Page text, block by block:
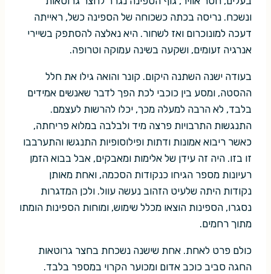
ונשכח. נריסה בכתה כשכוחה של הספינה כשל, ראייתה
דעכה למונוכרום ואז לשחור. היא נאלצה להסתפק בשיירי
אנרגיה זעומים, ושקעה בשינה עמוקה וטרופה.
בעודה ישנה השתנה היקום. קונר והואה גילו את חלל
ההסטה, ומסע בין כוכבי לכת הפך לדבר שאנשים אמידים
בלבד, לא הרבה למעלה מכך, יכלו להרשות לעצמם.
התנגשות התרבויות פרצה מיד ולבלבה במלוא פריחתה,
כאשר ריבוא אמונות ודתות ופילוסופיות התנגשו והתערבבו
זו בזו. היה זה עידן של אלימות ומאבקים, אבל בבוא הזמן
רעיונות מספר הגיחו כנקודות הסכמה, ואחת מאותן
נקודות היתה שלעיט הזהוב נעשה עוול. ולכן המדגרות
נסגרו, הספינות הוצאו מכלל שימוש, ומוחות הספינות הומתו
מתוך רחמים.
כולם פרט לאחת. אחת שישנה נשכחת בחצר גרוטאות
החגה סביב כוכב אדום ומכוער הקרוי במספר בלבד.